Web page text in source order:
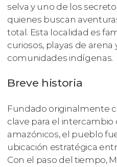
selva y uno de los
quienes buscan
total. Esta localidad es
curiosos, playas de
comunidades indígenas.
Breve historia
Fundado originalmente
clave para el
amazónicos, el pueblo
ubicación estratégica
Con el paso del tiempo,